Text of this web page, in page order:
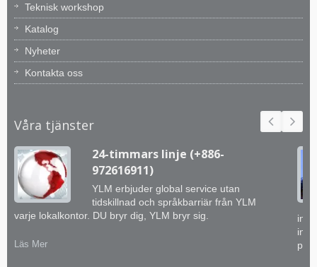
Teknisk workshop
Katalog
Nyheter
Kontakta oss
Våra tjänster
24-timmars linje (+886-
972616911)
YLM erbjuder global service utan
tidskillnad och språkbarriär från YLM
varje lokalkontor. DU bryr dig, YLM bryr sig.
Läs Mer